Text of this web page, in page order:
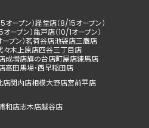
オープン）経堂店（8/15オープン）
ープン）亀戸店（10/1オープン）
プン）茗荷谷店池袋店三鷹店
々木上原店四谷三丁目店
成増店旗の台店町屋店練馬店
高田馬場・西早稲田店
店関内店相模大野店宮前平店
和店志木店越谷店